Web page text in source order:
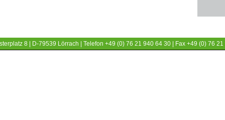
8 | D-79539 Lörrach | Telefon +49 (0) 76 21 940 64 30 | Fax +49 (0) 76 21